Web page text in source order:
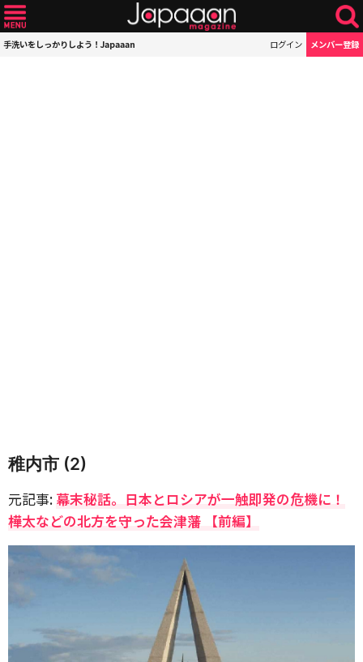
手洗いをしっかりしよう！Japaaan ログイン メンバー登録
稚内市 (2)
元記事: 幕末秘話。日本とロシアが一触即発の危機に！
樺太などの北方を守った会津藩 【前編】